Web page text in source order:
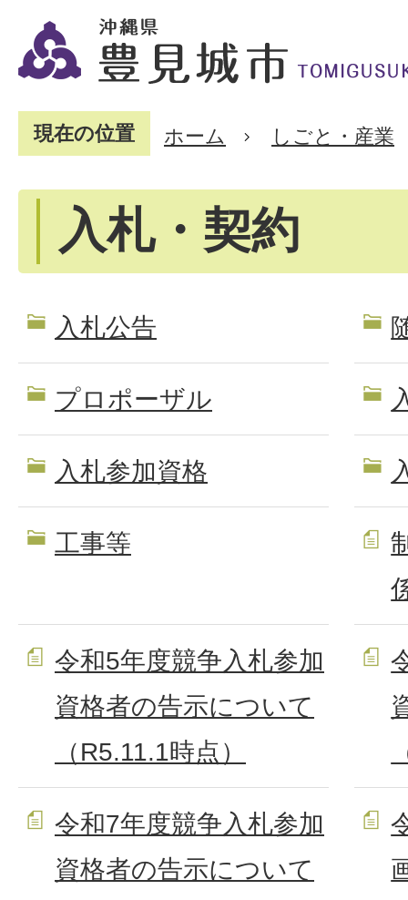
現在の位置 ホーム しごと・産業
入札・契約
入札公告
プロポーザル
入札参加資格
工事等
令和5年度競争入札参加
資格者の告示について
（R5.11.1時点）
令和7年度競争入札参加
資格者の告示について